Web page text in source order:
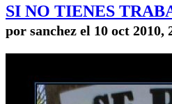
SI NO TIENES
por sanchez el 10 oct 2010,